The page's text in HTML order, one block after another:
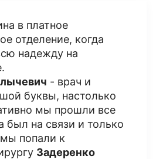
в платное
отделение, когда
надежду на
- врач и
буквы, настолько
мы прошли все
был на связи и только
попали к
Задеренко